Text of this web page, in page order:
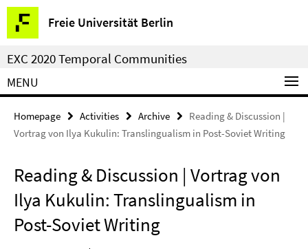
Springe
direkt
zu
Inhalt
Freie Universität Berlin
Service
Navigation
EXC 2020 Temporal Communities
MENU
Homepage Activities Archive
Reading & Discussion |
Vortrag von Ilya Kukulin: Translingualism in Post-Soviet Writing
Reading & Discussion | Vortrag von
Ilya Kukulin: Translingualism in
Post-Soviet Writing